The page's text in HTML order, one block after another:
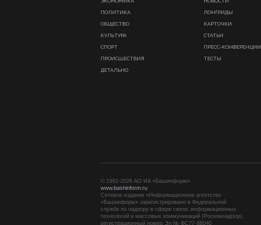
ПОЛИТИКА
ОБЩЕСТВО
КУЛЬТУРА
СПОРТ
ПРОИСШЕСТВИЯ
ДЕТАЛЬНО
ЛОНГРИДЫ
КАРТОЧКИ
СТАТЬИ
ПРЕСС-КОНФЕРЕНЦИИ
ТЕСТЫ
© 1992-2026 АО ИА «Башинформ».
www.bashinform.ru
Сетевое издание «Информационное агентство
«Башинформ» зарегистрировано в Федеральной
службе по надзору в сфере связи, информационных
технологий и массовых коммуникаций (Роскомнадзор),
регистрационный номер Эл № ФС77-88040